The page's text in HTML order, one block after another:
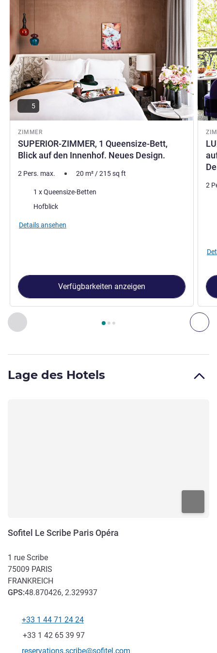
typisches Pariser Erlebnis mit besonderen Aromen und
Momente in der französischen Hauptstadt.
Nicolas Pesty, Hotel Direktion
Zurück - Zimmer
Seite1 , Zimmer 1 : SUPERIOR-ZIMMER, 1
ZIMMER
SUPERIOR-ZIMMER, 1 Queensize-Bett,
Blick auf den Innenhof. Neues Design.
5
2 Pers. max. 20 m²/215sq ft
Bettwäsche
1 x Queensize-Betten
Aussicht:Hofblick
Details ansehen
Verfügbarkeiten anzeigen
2
Lage des Hotels
Sofitel Le Scribe Paris Opéra
1 rue Scribe
75009 PARIS
FRANKREICH
GPS:48.870426, 2.329937
+33 1 44 71 24 24
Fax
+33 1 42 65 39 97
Kontakt-E-Mail
reservations.scribe@sofitel.com